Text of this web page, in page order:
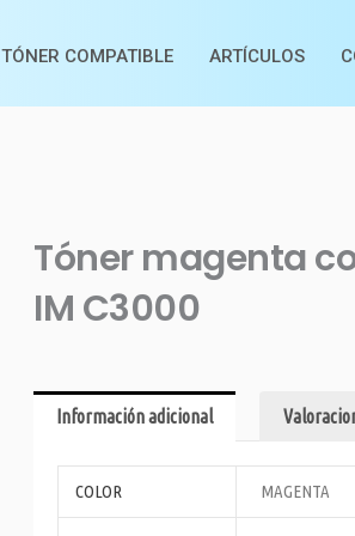
TÓNER COMPATIBLE ARTÍCULOS
Tóner magenta
IM C3000
Información adicional
COLOR MAGENTA